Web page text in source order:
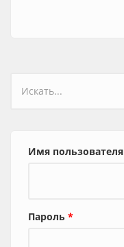
Форма поиска
Имя пользователя
Пароль *